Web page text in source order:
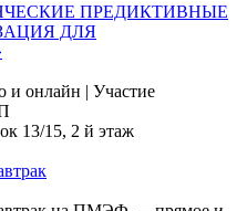
ПРЕДИКТИВНЫЕ
ДЛЯ
и онлайн | Участие
13/15, 2 й этаж